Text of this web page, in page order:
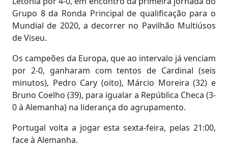
Grupo 8 da Ronda Principal de qualificação para o
Mundial de 2020, a decorrer no Pavilhão Multiúsos
de Viseu.
Os campeões da Europa, que ao intervalo já venciam
por 2-0, ganharam com tentos de Cardinal (seis
minutos), Pedro Cary (oito), Márcio Moreira (32) e
Bruno Coelho (39), para igualar a República Checa (3-
0 à Alemanha) na liderança do agrupamento.
Portugal volta a jogar esta sexta-feira, pelas 21:00,
face à Alemanha.